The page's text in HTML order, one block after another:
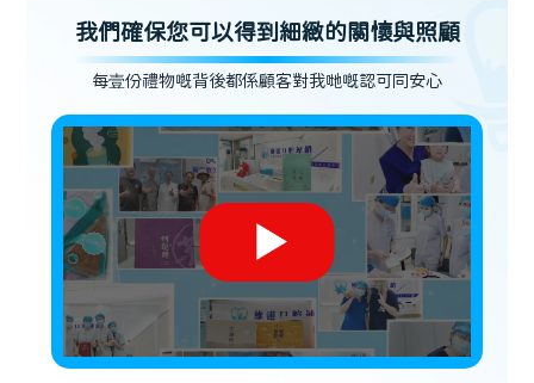
我們確保您可以得到細緻的關懷與照顧
每壹份禮物嘅背後都係顧客對我哋嘅認可同安心